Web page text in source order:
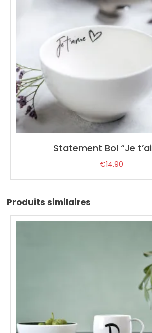
Statement Bol “Je
€14.90
Produits similaires